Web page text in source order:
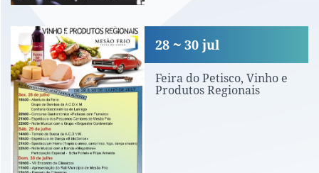
Feira do Petisco, Vinho e Produtos
Feira do Petisco, Vinho e
Produtos Regionais
28 30 jul